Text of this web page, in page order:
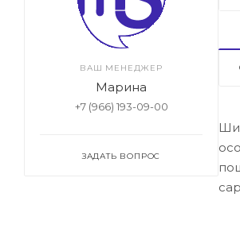
ВАШ МЕНЕДЖЕР
Марина
+7 (966) 193-09-00
ЗАДАТЬ ВОПРОС